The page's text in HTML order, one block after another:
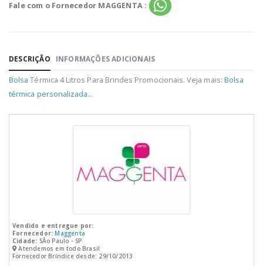
Fale com o Fornecedor MAGGENTA :
DESCRIÇÃO INFORMAÇÕES ADICIONAIS
Bolsa Térmica 4 Litros Para Brindes Promocionais. Veja mais: Bolsa
térmica personalizada...
Vendido e entregue por:
Fornecedor: Maggenta
Cidade: SÃo Paulo - SP
Atendemos em todo Brasil
Fornecedor Bríndice desde: 29/10/2013